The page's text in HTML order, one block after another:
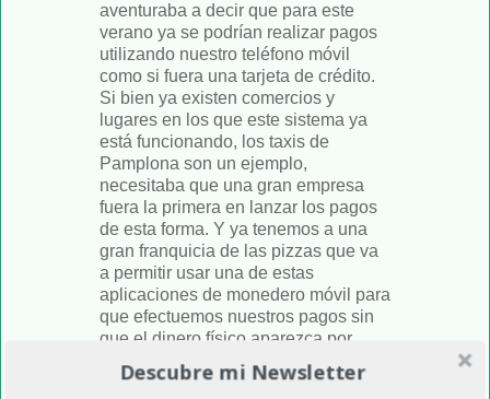
aventuraba a decir que para este
verano ya se podrían realizar pagos
utilizando nuestro teléfono móvil
como si fuera una tarjeta de crédito.
Si bien ya existen comercios y
lugares en los que este sistema ya
está funcionando, los taxis de
Pamplona son un ejemplo,
necesitaba que una gran empresa
fuera la primera en lanzar los pagos
de esta forma. Y ya tenemos a una
gran franquicia de las pizzas que va
a permitir usar una de estas
aplicaciones de monedero móvil para
que efectuemos nuestros pagos sin
que el dinero físico aparezca por
ninguna parte.
Descubre mi Newsletter